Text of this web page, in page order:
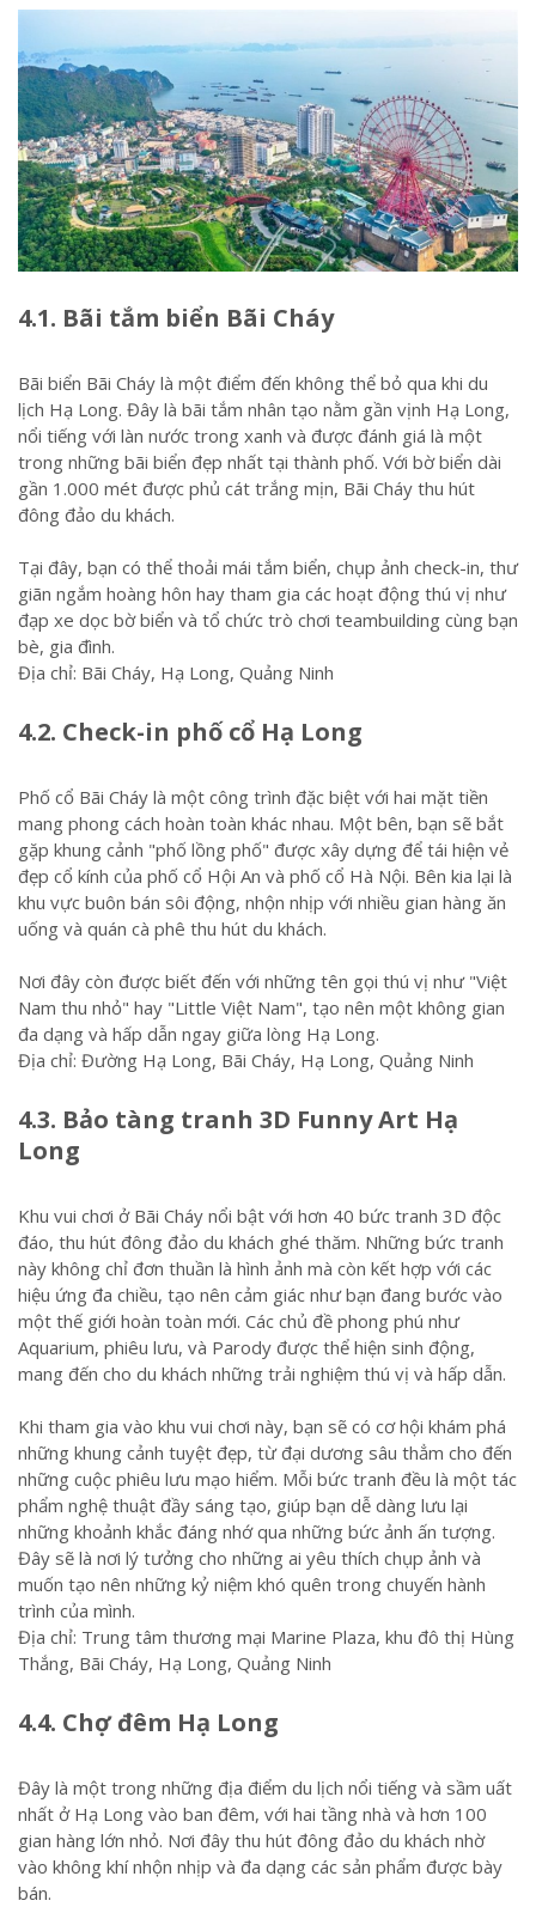
4.1. Bãi tắm biển Bãi Cháy
Bãi biển Bãi Cháy là một điểm đến không thể bỏ qua khi du
lịch Hạ Long. Đây là bãi tắm nhân tạo nằm gần vịnh Hạ Long,
nổi tiếng với làn nước trong xanh và được đánh giá là một
trong những bãi biển đẹp nhất tại thành phố. Với bờ biển dài
gần 1.000 mét được phủ cát trắng mịn, Bãi Cháy thu hút
đông đảo du khách.
Tại đây, bạn có thể thoải mái tắm biển, chụp ảnh check-in, thư
giãn ngắm hoàng hôn hay tham gia các hoạt động thú vị như
đạp xe dọc bờ biển và tổ chức trò chơi teambuilding cùng bạn
bè, gia đình.
Địa chỉ: Bãi Cháy, Hạ Long, Quảng Ninh
4.2. Check-in phố cổ Hạ Long
Phố cổ Bãi Cháy là một công trình đặc biệt với hai mặt tiền
mang phong cách hoàn toàn khác nhau. Một bên, bạn sẽ bắt
gặp khung cảnh "phố lồng phố" được xây dựng để tái hiện vẻ
đẹp cổ kính của phố cổ Hội An và phố cổ Hà Nội. Bên kia lại là
khu vực buôn bán sôi động, nhộn nhịp với nhiều gian hàng ăn
uống và quán cà phê thu hút du khách.
Nơi đây còn được biết đến với những tên gọi thú vị như "Việt
Nam thu nhỏ" hay "Little Việt Nam", tạo nên một không gian
đa dạng và hấp dẫn ngay giữa lòng Hạ Long.
Địa chỉ: Đường Hạ Long, Bãi Cháy, Hạ Long, Quảng Ninh
4.3. Bảo tàng tranh 3D Funny Art Hạ
Long
Khu vui chơi ở Bãi Cháy nổi bật với hơn 40 bức tranh 3D độc
đáo, thu hút đông đảo du khách ghé thăm. Những bức tranh
này không chỉ đơn thuần là hình ảnh mà còn kết hợp với các
hiệu ứng đa chiều, tạo nên cảm giác như bạn đang bước vào
một thế giới hoàn toàn mới. Các chủ đề phong phú như
Aquarium, phiêu lưu, và Parody được thể hiện sinh động,
mang đến cho du khách những trải nghiệm thú vị và hấp dẫn.
Khi tham gia vào khu vui chơi này, bạn sẽ có cơ hội khám phá
những khung cảnh tuyệt đẹp, từ đại dương sâu thẳm cho đến
những cuộc phiêu lưu mạo hiểm. Mỗi bức tranh đều là một tác
phẩm nghệ thuật đầy sáng tạo, giúp bạn dễ dàng lưu lại
những khoảnh khắc đáng nhớ qua những bức ảnh ấn tượng.
Đây sẽ là nơi lý tưởng cho những ai yêu thích chụp ảnh và
muốn tạo nên những kỷ niệm khó quên trong chuyến hành
trình của mình.
Địa chỉ: Trung tâm thương mại Marine Plaza, khu đô thị Hùng
Thắng, Bãi Cháy, Hạ Long, Quảng Ninh
4.4. Chợ đêm Hạ Long
Đây là một trong những địa điểm du lịch nổi tiếng và sầm uất
nhất ở Hạ Long vào ban đêm, với hai tầng nhà và hơn 100
gian hàng lớn nhỏ. Nơi đây thu hút đông đảo du khách nhờ
vào không khí nhộn nhịp và đa dạng các sản phẩm được bày
bán.